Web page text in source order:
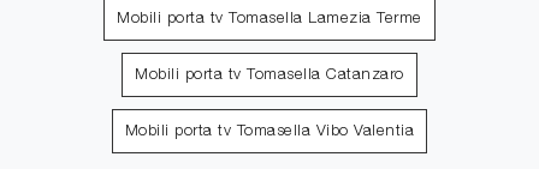
Mobili porta tv Tomasella Lamezia Terme
Mobili porta tv Tomasella Catanzaro
Mobili porta tv Tomasella Vibo Valentia